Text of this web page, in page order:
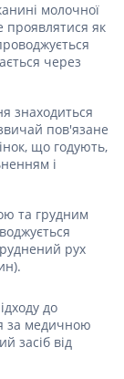
молочної
проявлятися як
через
знаходиться
пов'язане
що годують,
і
та грудним
рух
до
за медичною
засіб від